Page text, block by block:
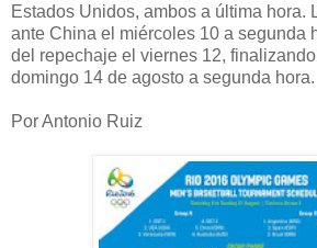
Estados Unidos, ambos a última hora.
ante China el miércoles 10 a segunda
del repechaje el viernes 12,
domingo 14 de agosto a segunda hora.
Por Antonio Ruiz